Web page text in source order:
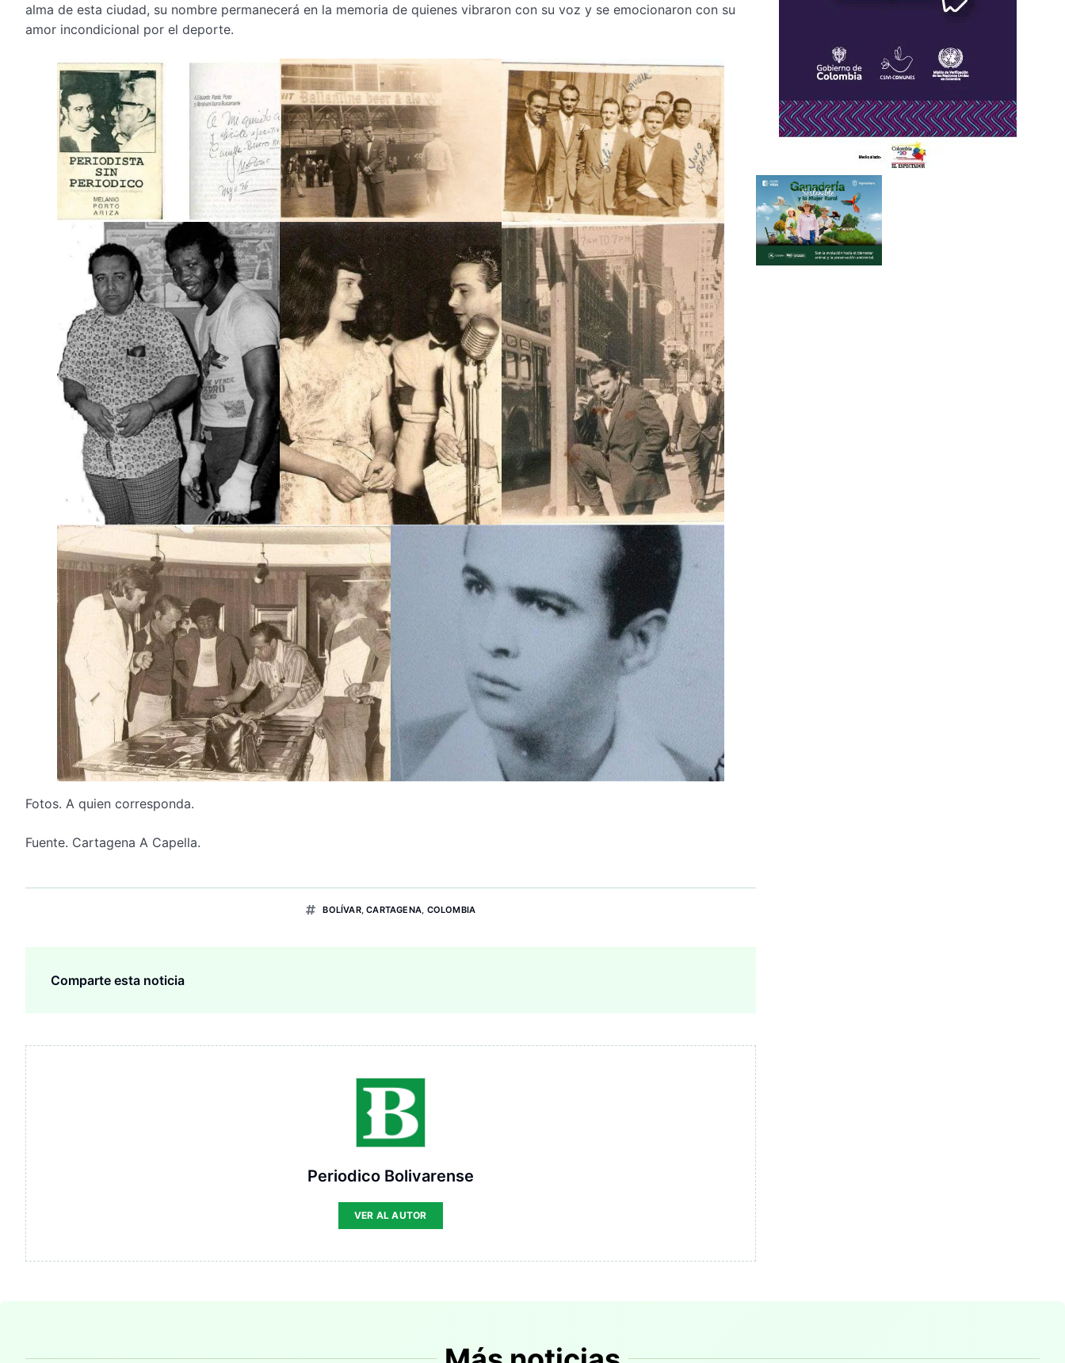
alma de esta ciudad, su nombre permanecerá en la memoria de quienes vibraron con su voz y se emocionaron con su
amor incondicional por el deporte.
Fotos. A quien corresponda.
Fuente. Cartagena A Capella.
BOLÍVAR,CARTAGENA COLOMBIA
Comparte esta noticia
Periodico Bolivarense
VER AL AUTOR